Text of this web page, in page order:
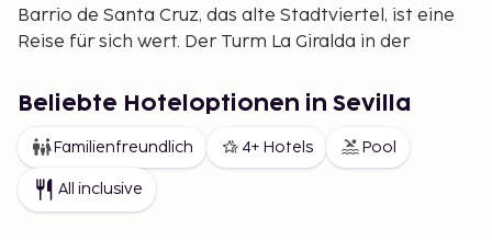
Barrio de Santa Cruz, das alte Stadtviertel, ist eine
Reise für sich wert. Der Turm La Giralda in der
Metern einst einer der höchsten der Welt. In den
verwinkelten Kopfsteinpflasterstraßen drängen
sich Cafés und Bars nebeneinander. Ein Besuch im
Museo de Bellas Artes ist ein Muss. Ein
wunderschönes Gebäude aus dem Jahr 1612 mit
Beliebte Hoteloptionen in Sevilla
Familienfreundlich 4+ Hotels Pool
All inclusive